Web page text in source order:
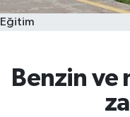
Eğitim
Benzin ve